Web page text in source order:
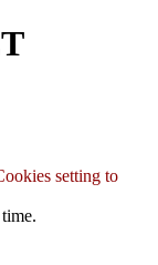
setting to